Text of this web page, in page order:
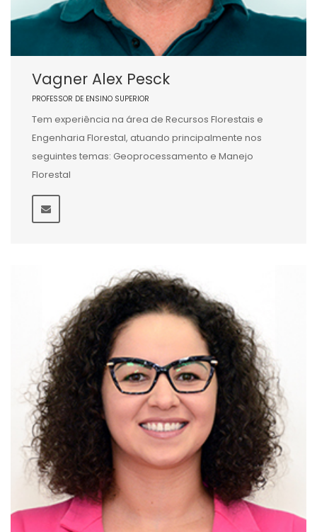
Vagner Alex Pesck
PROFESSOR DE ENSINO SUPERIOR
Tem experiência na área de Recursos Florestais e
Engenharia Florestal, atuando principalmente nos
seguintes temas: Geoprocessamento e Manejo
Florestal